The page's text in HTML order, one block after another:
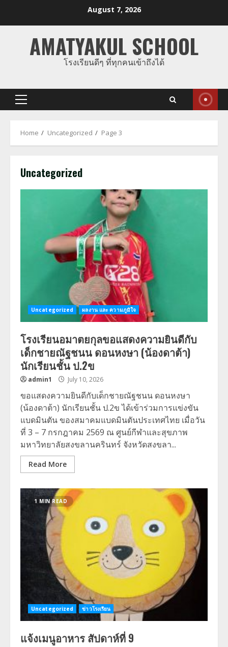
August 7, 2026
AMATYAKUL SCHOOL
โรงเรียนดีๆ ที่ทุกคนเข้าถึงได้
Primary
Home Uncategorized Page 3
Uncategorized
Uncategorized ผลงาน และ ความภูมิใจ
โรงเรียนอมาตยกุลขอแสดงความยินดีกับ
เด็กชายณัฐชนน ดอนหงษา (น้องดาต้า)
นักเรียนชั้น ป.2ข
admin1 July 10, 2026
ขอแสดงความยินดีกับเด็กชายณัฐชนน ดอนหงษา
(น้องดาต้า) นักเรียนชั้น ป.2ข ได้เข้าร่วมการแข่งขัน
แบดมินตัน ของสมาคมแบดมินตันประเทศไทย เมื่อวัน
ที่ 3 – 7 กรกฎาคม 2569 ณ ศูนย์กีฬาและสุขภาพ
มหาวิทยาลัยสงขลานครินทร์ จังหวัดสงขลา...
Read More
1 MIN READ
Uncategorized ข่าวโรงเรียน
แจ้งเมนูอาหาร สัปดาห์ที่ 9